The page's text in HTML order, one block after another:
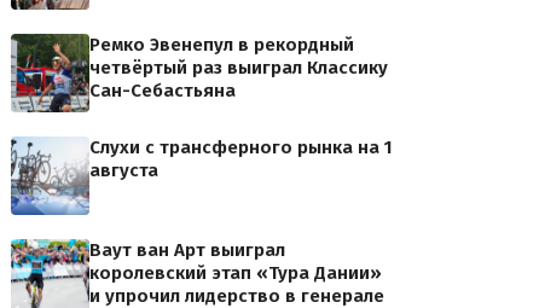
Ремко Эвенепул в рекордный
четвёртый раз выиграл Классику
Сан-Себастьяна
Слухи с трансферного рынка на 1
августа
Ваут ван Арт выиграл
королевский этап «Тура Дании»
и упрочил лидерство в генерале